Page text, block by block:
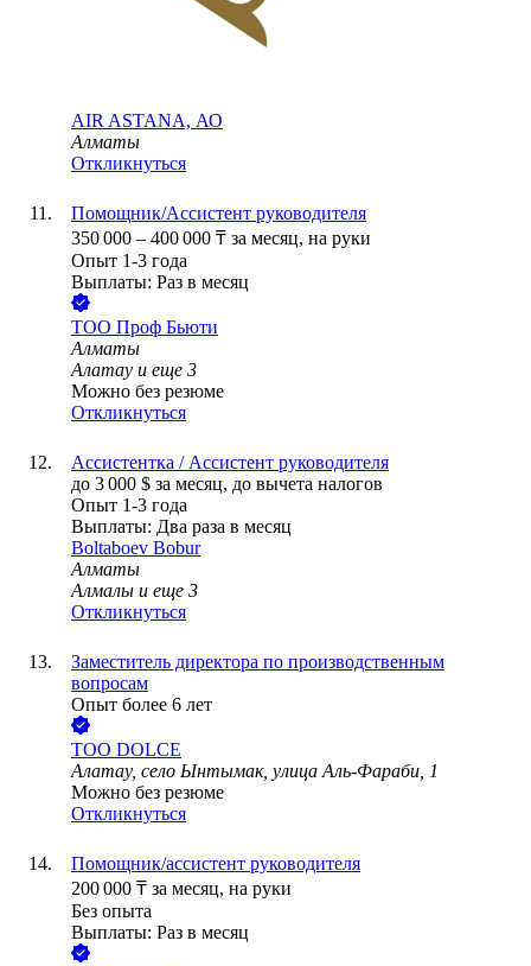
AIR ASTANA, АО
Алматы
Откликнуться
Помощник/Ассистент руководителя
350 000 – 400 000 ₸ за месяц, на руки
Опыт 1-3 года
Выплаты: Раз в месяц
ТОО Проф Бьюти
Алматы
Алатау и еще 3
Можно без резюме
Откликнуться
Ассистентка / Ассистент руководителя
до 3 000 $ за месяц, до вычета налогов
Опыт 1-3 года
Выплаты: Два раза в месяц
Boltaboev Bobur
Алматы
Алмалы и еще 3
Откликнуться
Заместитель директора по производственным
вопросам
Опыт более 6 лет
ТОО DOLCE
Алатау, село Ынтымак, улица Аль-Фараби, 1
Можно без резюме
Откликнуться
Помощник/ассистент руководителя
200 000 ₸ за месяц, на руки
Без опыта
Выплаты: Раз в месяц